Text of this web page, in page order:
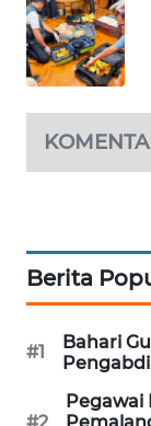
Berita
#1
Bahari
#2
Pegawai
WAHANA
DESA
WISATA
LAPAK
KONSUMEN
KELISTRIKAN